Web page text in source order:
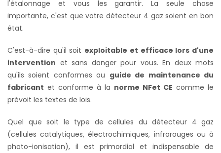
l'étalonnage et vous les garantir. La seule chose
importante, c'est que votre détecteur 4 gaz soient en bon
état.
C'est-à-dire qu'il soit exploitable et efficace lors d'une
intervention et sans danger pour vous. En deux mots
qu'ils soient conformes au guide de maintenance du
fabricant et conforme à la norme NFet CE comme le
prévoit les textes de lois.
Quel que soit le type de cellules du détecteur 4 gaz
(cellules catalytiques, électrochimiques, infrarouges ou à
photo-ionisation), il est primordial et indispensable de